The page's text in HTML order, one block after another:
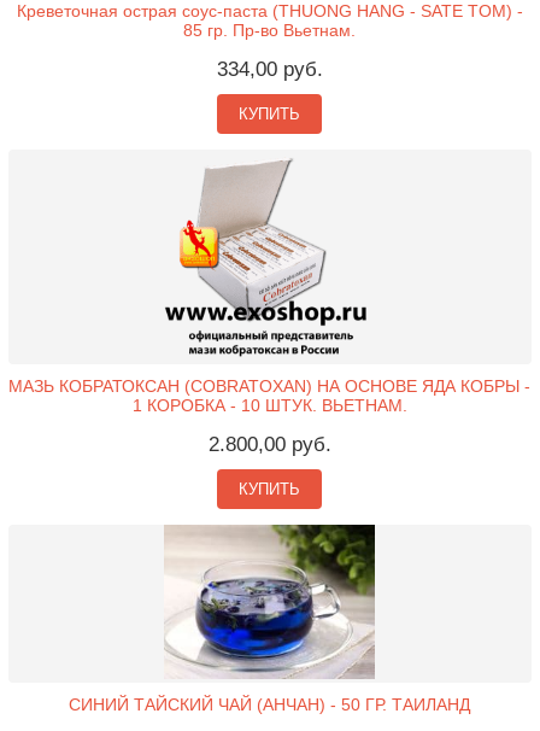
Креветочная острая соус-паста (THUONG HANG - SATE TOM) -
85 гр. Пр-во Вьетнам.
334,00 руб.
КУПИТЬ
МАЗЬ КОБРАТОКСАН (COBRATOXAN) НА ОСНОВЕ ЯДА КОБРЫ -
1 КОРОБКА - 10 ШТУК. ВЬЕТНАМ.
2.800,00 руб.
КУПИТЬ
СИНИЙ ТАЙСКИЙ ЧАЙ (АНЧАН) - 50 ГР. ТАИЛАНД